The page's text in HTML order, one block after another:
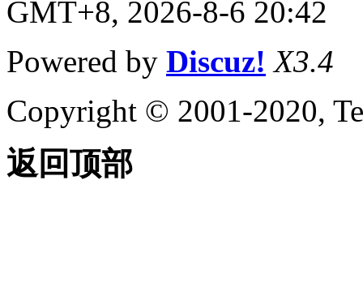
GMT+8, 2026-8-6 20:42
Powered by Discuz! X3.4
Copyright © 2001-2020,
返回顶部